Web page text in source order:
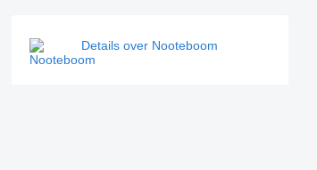
Details over Nooteboom